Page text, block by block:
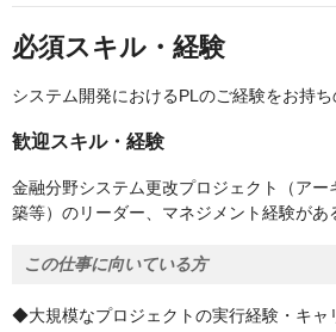
必須スキル・経験
システム開発におけるPLのご経験をお持
歓迎スキル・経験
金融分野システム更改プロジェクト（ア
築等）のリーダー、マネジメント経験があ
この仕事に向いている方
◆大規模なプロジェクトの実行経験・キャ